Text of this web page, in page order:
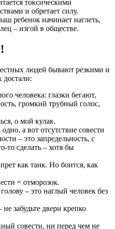
токсическими
и обретает силу.
ребенок начинает наглеть,
– изгой в обществе.
людей бывают резкими и
человека: глазки бегают,
громкий трубный голос,
о мой кулак.
а вот отсутствие совести
– это запредельность, с
то сделать – хотя бы
как танк. Но боится, как
= отморозок.
– это наглый человек без
забудьте двери крепко
совести, ни перед чем не